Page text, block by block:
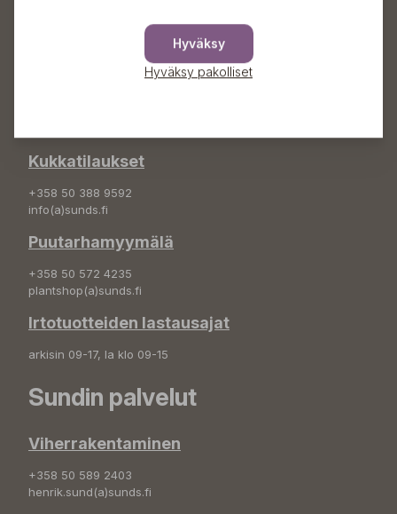
Kukkatilaukset
+358 50 388 9592
info(a)sunds.fi
Puutarhamyymälä
+358 50 572 4235
plantshop(a)sunds.fi
Irtotuotteiden lastausajat
arkisin 09-17, la klo 09-15
Sundin palvelut
Viherrakentaminen
+358 50 589 2403
henrik.sund(a)sunds.fi
Hyväksy
Hyväksy pakolliset